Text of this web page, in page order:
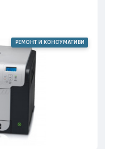
РЕМОНТ И КОНСУМАТИВИ